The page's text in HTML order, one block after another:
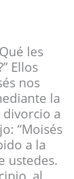
les
Ellos
nos
la
a
“Moisés
a la
ustedes.
al